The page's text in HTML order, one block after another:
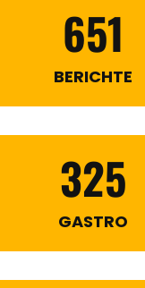
651
BERICHTE
325
GASTRO